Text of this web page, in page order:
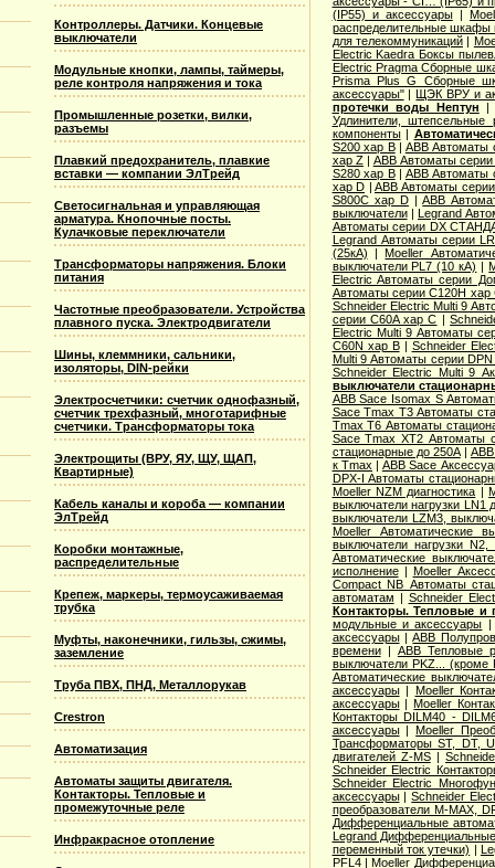
Контроллеры. Датчики. Концевые
выключатели
Модульные кнопки, лампы, таймеры,
реле контроля напряжения и тока
Промышленные розетки, вилки,
разъемы
Плавкий предохранитель, плавкие
вставки — компании ЭлТрейд
Светосигнальная и управляющая
арматура. Кнопочные посты.
Кулачковые переключатели
Трансформаторы напряжения. Блоки
питания
Частотные преобразователи. Устройства
плавного пуска. Электродвигатели
Шины, клеммники, сальники,
изоляторы, DIN-рейки
Электросчетчики: счетчик однофазный,
счетчик трехфазный, многотарифные
счетчики. Трансформаторы тока
Электрощиты (ВРУ, ЯУ, ЩУ, ЩАП,
Квартирные)
Кабель каналы и короба — компании
ЭлТрейд
Коробки монтажные,
распределительные
Крепеж, маркеры, термоусаживаемая
трубка
Муфты, наконечники, гильзы, сжимы,
заземление
Труба ПВХ, ПНД, Металлорукав
Crestron
Автоматизация
Автоматы защиты двигателя.
Контакторы. Тепловые и
промежуточные реле
Инфракрасное отопление
(IP55) и аксессуары|
распределительные
для телекоммуникаций|
Electric Kaedra Боксы
Electric Pragma Сборные
Prisma Plus G Сборные
аксессуары"|ЩЭК ВРУ и
протечки воды Нептун
Удлинители, штепсельные
компоненты|
S200 хар B| ABB Автоматы
хар Z| ABB Автоматы
S280 хар B| ABB Автоматы
хар D | ABB Автоматы
S800C хар D|ABB
выключатели| Legrand
Автоматы серии DX
Legrand Автоматы серии
(25кА) |Moeller
выключатели PL7 (10 кА) |
Electric Aвтоматы серии
Автоматы серии C120H хар
Schneider Electric Multi 9
серии C60A хар C |
Electric Multi 9 Автоматы
C60N хар B| Schneider
Multi 9 Автоматы серии
Schneider Electric Multi 9
выключатели
ABB Sace Isomax S
Sace Tmax T3 Автоматы
Tmax T6 Автоматы
Sace Tmax XT2 Автоматы
стационарные до 250А|
к Tmax | ABB Sace
DPX-I Автоматы
Moeller NZM диагностика |
выключатели нагрузки LN1
выключатели LZM3,
Moeller Автоматические
выключатели нагрузки
Автоматические
исполнение| Moeller
Compact NB Автоматы
автоматам | Schneider
Контакторы. Тепловые и
модульные и аксессуары
аксессуары|ABB
времени| ABB Тепловые
выключатели PKZ... (кроме
Автоматические
аксессуары| Moeller
аксессуары|Moeller
Контакторы DILM40 -
аксессуары|Moeller
Трансформаторы ST, DT,
двигателей Z-MS|
Schneider Electric
Schneider Electric
аксессуары|Schneider
преобразователи M-MAX,
Дифференциальные
Legrand
переменный ток утечки) |
PFL4|Moeller